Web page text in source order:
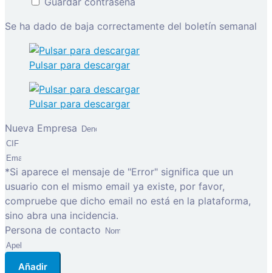
Se ha dado de baja correctamente del boletín semanal
Pulsar para descargar
Pulsar para descargar
Nueva Empresa
*Si aparece el mensaje de "Error" significa que un
usuario con el mismo email ya existe, por favor,
compruebe que dicho email no está en la plataforma,
sino abra una incidencia.
Persona de contacto
Añadir